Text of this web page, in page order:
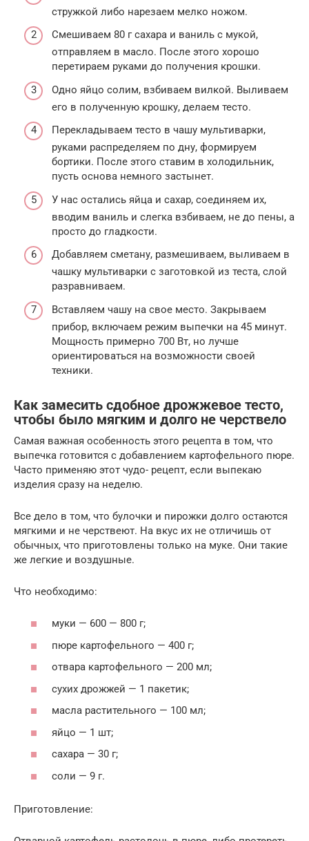
стружкой либо нарезаем мелко ножом.
Смешиваем 80 г сахара и ваниль с мукой,
отправляем в масло. После этого хорошо
перетираем руками до получения крошки.
Одно яйцо солим, взбиваем вилкой. Выливаем
его в полученную крошку, делаем тесто.
Перекладываем тесто в чашу мультиварки,
руками распределяем по дну, формируем
бортики. После этого ставим в холодильник,
пусть основа немного застынет.
У нас остались яйца и сахар, соединяем их,
вводим ваниль и слегка взбиваем, не до пены, а
просто до гладкости.
Добавляем сметану, размешиваем, выливаем в
чашку мультиварки с заготовкой из теста, слой
разравниваем.
Вставляем чашу на свое место. Закрываем
прибор, включаем режим выпечки на 45 минут.
Мощность примерно 700 Вт, но лучше
ориентироваться на возможности своей
техники.
Как замесить сдобное дрожжевое тесто,
чтобы было мягким и долго не черствело
Самая важная особенность этого рецепта в том, что
выпечка готовится с добавлением картофельного пюре.
Часто применяю этот чудо- рецепт, если выпекаю
изделия сразу на неделю.
Все дело в том, что булочки и пирожки долго остаются
мягкими и не черствеют. На вкус их не отличишь от
обычных, что приготовлены только на муке. Они такие
же легкие и воздушные.
Что необходимо:
муки — 600 — 800 г;
пюре картофельного — 400 г;
отвара картофельного — 200 мл;
сухих дрожжей — 1 пакетик;
масла растительного — 100 мл;
яйцо — 1 шт;
сахара — 30 г;
соли — 9 г.
Приготовление: